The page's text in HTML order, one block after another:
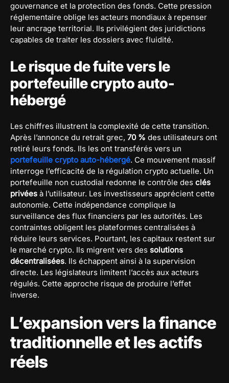
gouvernance et la protection des fonds. Cette pression
réglementaire oblige les acteurs mondiaux à repenser
leur ancrage territorial. Ils privilégient des juridictions
capables de traiter les dossiers avec fluidité.
Le risque de fuite vers le
portefeuille crypto auto-
hébergé
Les chiffres illustrent la complexité de cette transition.
Après l’annonce du retrait grec, 70 % des utilisateurs ont
retiré leurs fonds. Ils les ont transférés vers un
portefeuille crypto auto-hébergé. Ce mouvement massif
interroge l’efficacité de la régulation crypto actuelle. Un
portefeuille non custodial redonne le contrôle des clés
privées à l’utilisateur. Les investisseurs apprécient cette
autonomie. Cette indépendance complique la
surveillance des flux financiers par les autorités. Les
contraintes obligent les plateformes centralisées à
réduire leurs services. Pourtant, les capitaux restent sur
le marché crypto. Ils migrent vers des solutions
décentralisées. Ils échappent ainsi à la supervision
directe. Les législateurs limitent l’accès aux acteurs
régulés. Cette approche risque de produire l’effet
inverse.
L’expansion vers la finance
traditionnelle et les actifs
réels